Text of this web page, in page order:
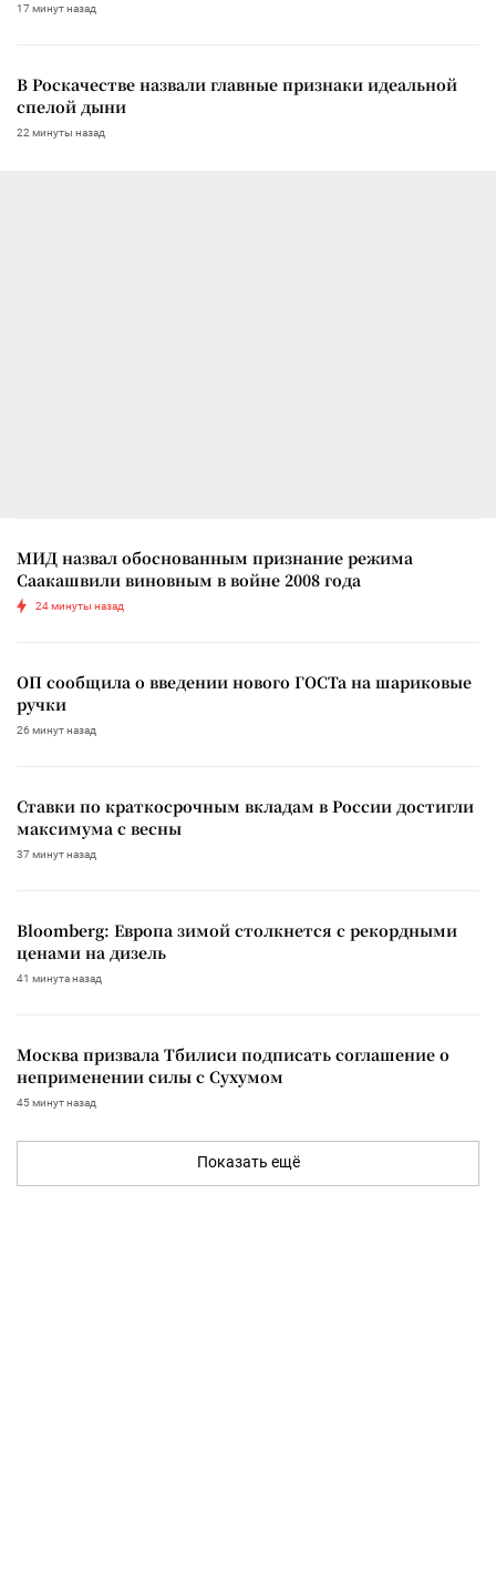
17 минут назад
В Роскачестве назвали главные признаки идеальной
спелой дыни
22 минуты назад
МИД назвал обоснованным признание режима
Саакашвили виновным в войне 2008 года
24 минуты назад
ОП сообщила о введении нового ГОСТа на шариковые
ручки
26 минут назад
Ставки по краткосрочным вкладам в России достигли
максимума с весны
37 минут назад
Bloomberg: Европа зимой столкнется с рекордными
ценами на дизель
41 минута назад
Москва призвала Тбилиси подписать соглашение о
неприменении силы с Сухумом
45 минут назад
Показать ещё